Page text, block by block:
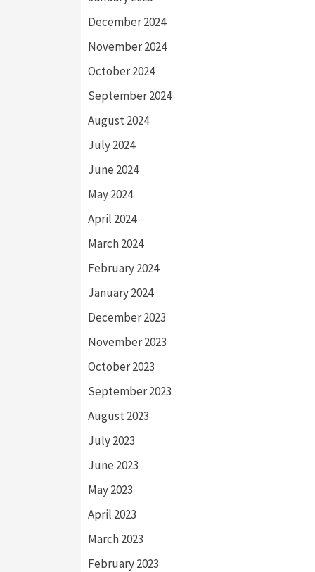
December 2024
November 2024
October 2024
September 2024
August 2024
July 2024
June 2024
May 2024
April 2024
March 2024
February 2024
January 2024
December 2023
November 2023
October 2023
September 2023
August 2023
July 2023
June 2023
May 2023
April 2023
March 2023
February 2023